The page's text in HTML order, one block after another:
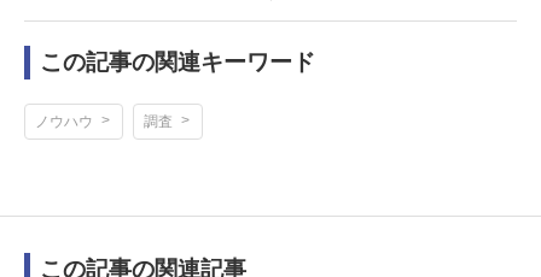
この記事の関連キーワード
ノウハウ 調査
この記事の関連記事